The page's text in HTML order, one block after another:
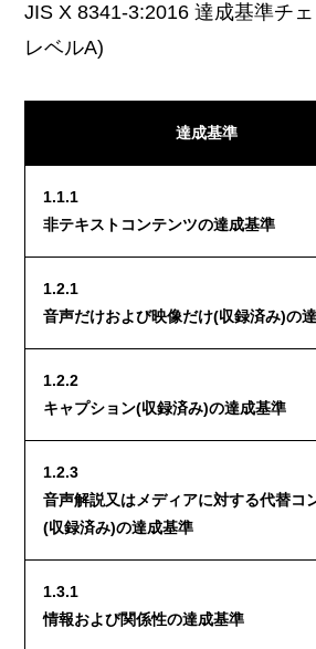
JIS X 8341-3:2016 達成基準チ
レベルA)
達成基準
1.1.1
非テキストコンテンツの達成基準
1.2.1
音声だけおよび映像だけ(収録済み)の
1.2.2
キャプション(収録済み)の達成基準
1.2.3
音声解説又はメディアに対する代替コ
(収録済み)の達成基準
1.3.1
情報および関係性の達成基準